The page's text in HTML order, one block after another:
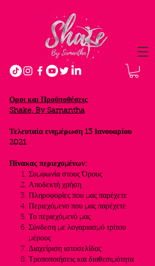
Οροι και Προϋποθέσεις
Shake, By Samantha
Τελευταία ενημέρωση 13 Ιανουαρίου
2021
Πίνακας περιεχομένων:
Συμφωνία στους Όρους
Αποδεκτή χρήση
Πληροφορίες που μας παρέχετε
Περιεχόμενο που μας παρέχετε
Το περιεχόμενό μας
Σύνδεση με λογαριασμό τρίτου
μέρους
Διαχείριση ιστοσελίδας
Τροποποιήσεις και διαθεσιμότητα